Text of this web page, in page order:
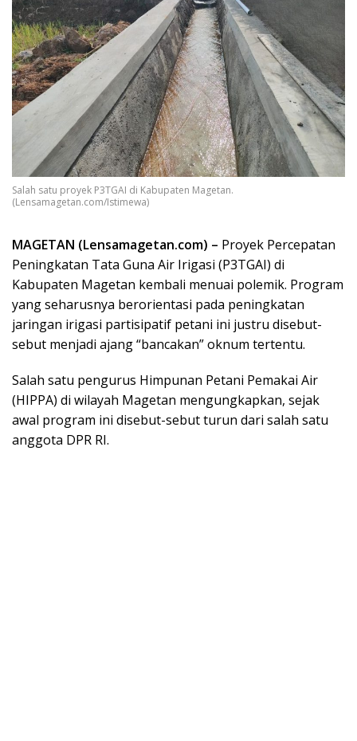
Salah satu proyek P3TGAI di Kabupaten Magetan.
(Lensamagetan.com/Istimewa)
MAGETAN (Lensamagetan.com) – Proyek Percepatan
Peningkatan Tata Guna Air Irigasi (P3TGAI) di
Kabupaten Magetan kembali menuai polemik. Program
yang seharusnya berorientasi pada peningkatan
jaringan irigasi partisipatif petani ini justru disebut-
sebut menjadi ajang “bancakan” oknum tertentu.
Salah satu pengurus Himpunan Petani Pemakai Air
(HIPPA) di wilayah Magetan mengungkapkan, sejak
awal program ini disebut-sebut turun dari salah satu
anggota DPR RI.